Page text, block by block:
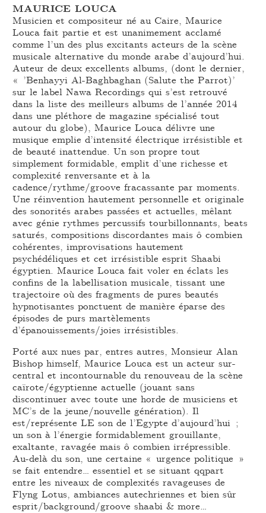
MAURICE LOUCA
Musicien et compositeur né au Caire, Maurice
Louca fait partie et est unanimement acclamé
comme l’un des plus excitants acteurs de la scène
musicale alternative du monde arabe d’aujourd’hui.
Auteur de deux excellents albums, (dont le dernier,
« ’Benhayyi Al-Baghbaghan (Salute the Parrot)’
sur le label Nawa Recordings qui s’est retrouvé
dans la liste des meilleurs albums de l’année 2014
dans une pléthore de magazine spécialisé tout
autour du globe), Maurice Louca délivre une
musique emplie d’intensité électrique irrésistible et
de beauté inattendue. Un son propre tout
simplement formidable, emplit d’une richesse et
complexité renversante et à la
cadence/rythme/groove fracassante par moments.
Une réinvention hautement personnelle et originale
des sonorités arabes passées et actuelles, mêlant
avec génie rythmes percussifs tourbillonnants, beats
saturés, compositions discordantes mais ô combien
cohérentes, improvisations hautement
psychédéliques et cet irrésistible esprit Shaabi
égyptien. Maurice Louca fait voler en éclats les
confins de la labellisation musicale, tissant une
trajectoire où des fragments de pures beautés
hypnotisantes ponctuent de manière éparse des
épisodes de purs martèlements
d’épanouissements/joies irrésistibles.
Porté aux nues par, entres autres, Monsieur Alan
Bishop himself, Maurice Louca est un acteur sur-
central et incontournable du renouveau de la scène
caïrote/égyptienne actuelle (jouant sans
discontinuer avec toute une horde de musiciens et
MC’s de la jeune/nouvelle génération). Il
est/représente LE son de l’Egypte d’aujourd’hui ;
un son à l’énergie formidablement grouillante,
exaltante, ravagée mais ô combien irrépressible.
Au-delà du son, une certaine « urgence politique »
se fait entendre… essentiel et se situant qqpart
entre les niveaux de complexités ravageuses de
Flyng Lotus, ambiances autechriennes et bien sûr
esprit/background/groove shaabi & more…